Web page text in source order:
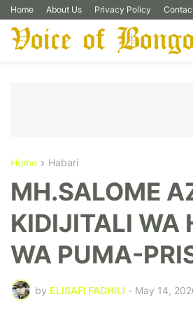
Home About Us Privacy Policy
Home Habari
MH.SALOME
KIDIJITALI WA
WA PUMA-
by ELISAFI FADHILI - May 14,